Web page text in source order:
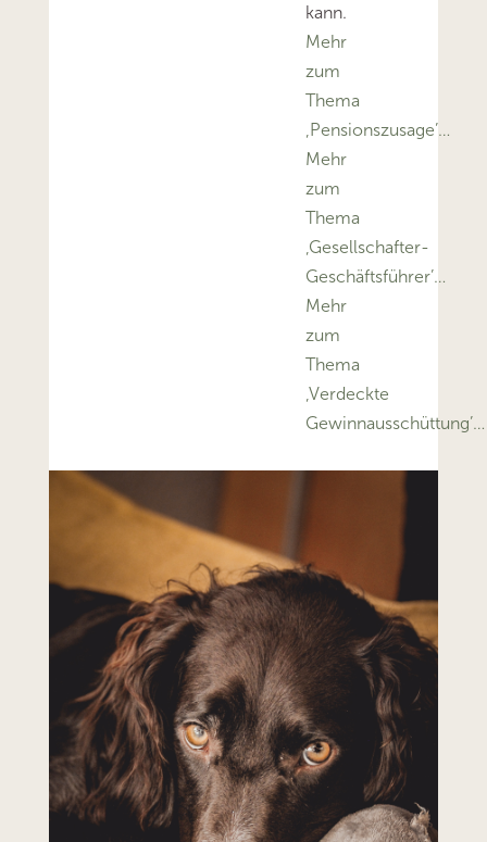
kann.
Mehr
zum
Thema
‚Pensionszusage’…
Mehr
zum
Thema
‚Gesellschafter-
Geschäftsführer’…
Mehr
zum
Thema
‚Verdeckte
Gewinnausschüttung’…